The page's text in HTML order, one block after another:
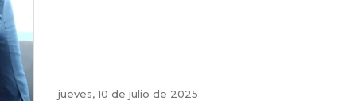
jueves, 10 de julio de 2025